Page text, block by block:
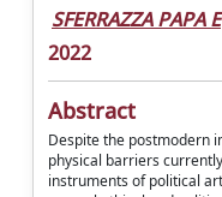
SFERRAZZA PAPA E
2022
Abstract
Despite the postmodern
physical barriers
instruments of political